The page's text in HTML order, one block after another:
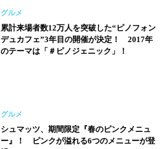
グルメ
累計来場者数12万人を突破した“ピノフォン
デュカフェ”3年目の開催が決定！ 2017年
のテーマは「＃ピノジェニック」！
グルメ
シュマッツ、期間限定『春のピンクメニュ
ー』！ ピンクが溢れる6つのメニューが登